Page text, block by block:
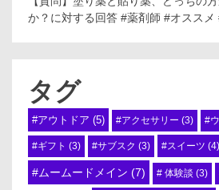
か？に対する回答 #薬剤師 #オススメ
タグ
#アウトドア (5) #アクセサリー (3) #
#ギフト (3) #サブスク (3) #スイーツ (4)
#ムームードメイン (7) # 体験談 (3)